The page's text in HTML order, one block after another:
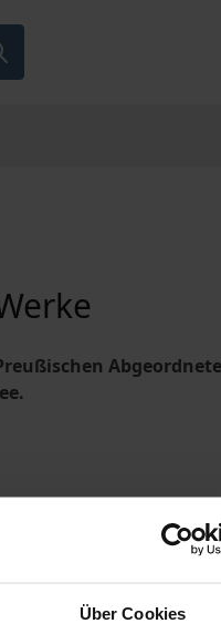
Über Cookies